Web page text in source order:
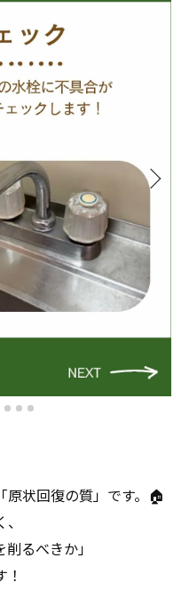
原状回復の質」です。🏠
るべきか」